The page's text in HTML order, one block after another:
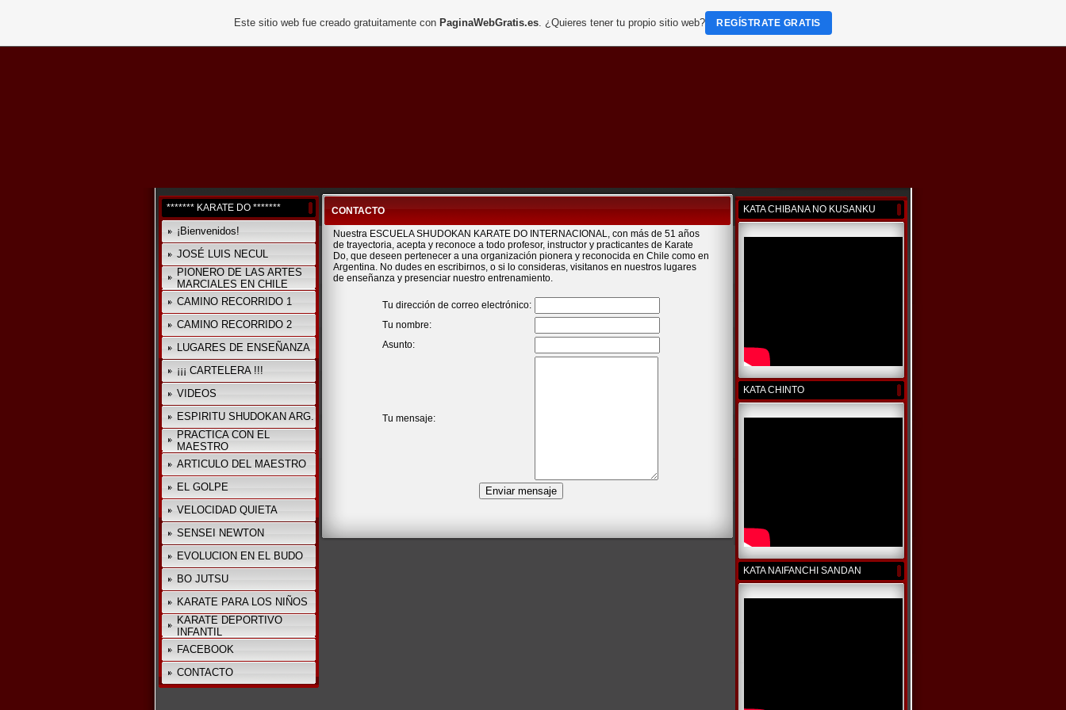
******* KARATE DO *******
¡Bienvenidos!
JOSÉ LUIS NECUL
PIONERO DE LAS ARTES
MARCIALES EN CHILE
CAMINO RECORRIDO 1
CAMINO RECORRIDO 2
LUGARES DE ENSEÑANZA
¡¡¡ CARTELERA !!!
VIDEOS
ESPIRITU SHUDOKAN ARG.
PRACTICA CON EL
MAESTRO
ARTICULO DEL MAESTRO
EL GOLPE
VELOCIDAD QUIETA
SENSEI NEWTON
EVOLUCION EN EL BUDO
BO JUTSU
KARATE PARA LOS NIÑOS
KARATE DEPORTIVO
INFANTIL
FACEBOOK
CONTACTO
CONTACTO
Nuestra ESCUELA SHUDOKAN KARATE DO INTERNACIONAL, con más de 51 años
de trayectoria, acepta y reconoce a todo profesor, instructor y practicantes de Karate
Do, que deseen pertenecer a una organización pionera y reconocida en Chile como en
Argentina. No dudes en escribirnos, o si lo consideras, visitanos en nuestros lugares
de enseñanza y presenciar nuestro entrenamiento.
Tu dirección de correo electrónico:
Tu nombre:
Asunto:
Tu mensaje:
KATA CHIBANA NO KUSANKU
KATA CHINTO
KATA NAIFANCHI SANDAN
Este sitio web fue creado gratuitamente con PaginaWebGratis.es. ¿Quieres tener tu propio sitio web? REGÍSTRATE GRATIS